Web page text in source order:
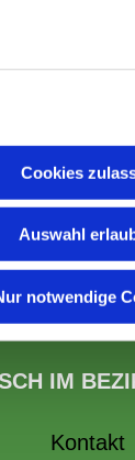
Cookies
Auswahl
notwendige
IM
Kontakt